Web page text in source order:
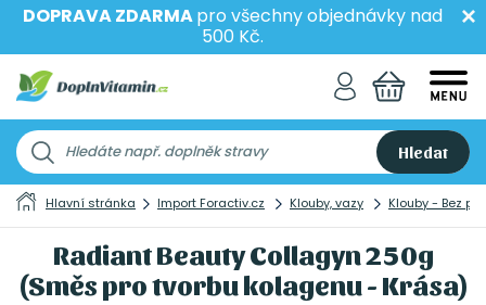
DOPRAVA ZDARMApro všechny objednávky nad
500 Kč.
Hledat
Hlavní stránka Import Foractiv.cz Klouby, vazy Klouby - Bez
Radiant Beauty Collagyn 250g
(Směs pro tvorbu kolagenu - Krása)